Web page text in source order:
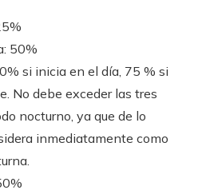
50%
si inicia en el día, 75 % si
No debe exceder las tres
nocturno, ya que de lo
inmediatamente como